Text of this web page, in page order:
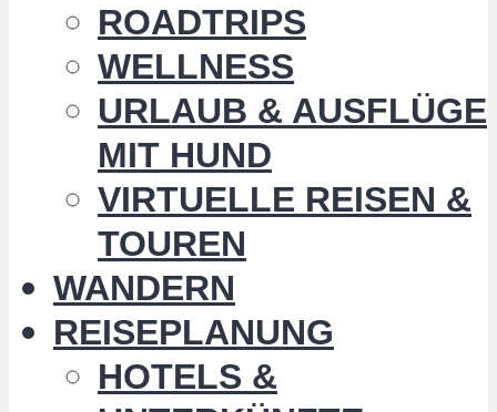
ROADTRIPS
WELLNESS
URLAUB & AUSFLÜGE
MIT HUND
VIRTUELLE REISEN &
TOUREN
WANDERN
REISEPLANUNG
HOTELS &